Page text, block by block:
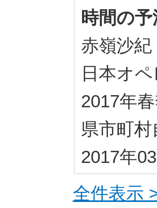
時間の
赤嶺沙
日本オ
2017年
県市町
2017年
全件表示